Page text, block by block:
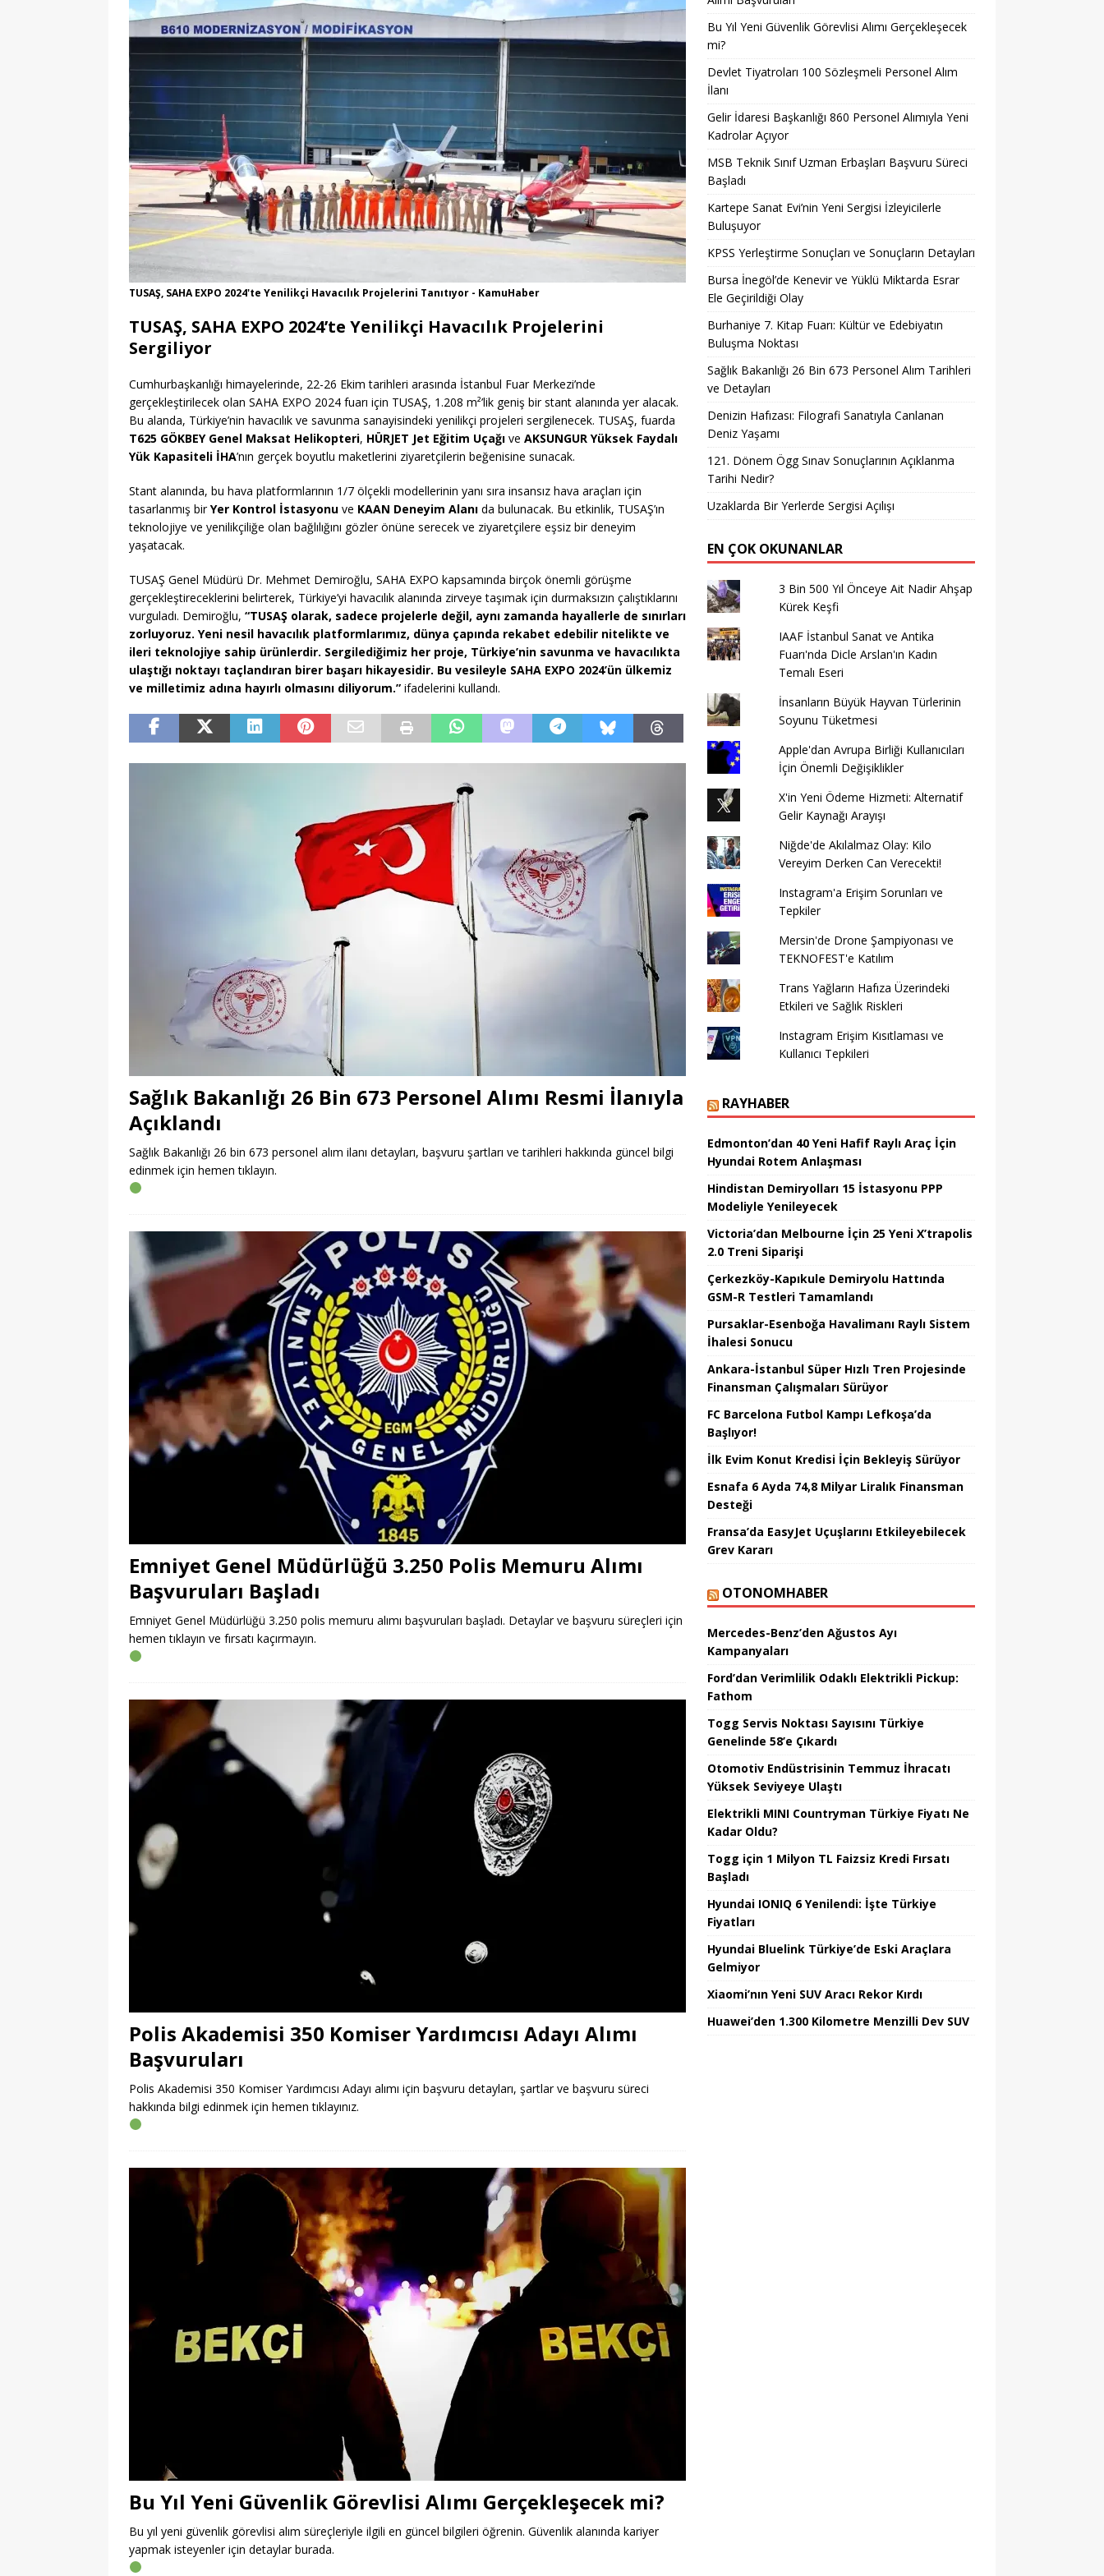
TUSAŞ, SAHA EXPO 2024'te Yenilikçi Havacılık Projelerini Tanıtıyor - KamuHaber
TUSAŞ, SAHA EXPO 2024’te Yenilikçi Havacılık Projelerini
Sergiliyor
Cumhurbaşkanlığı himayelerinde, 22-26 Ekim tarihleri arasında İstanbul Fuar Merkezi’nde
gerçekleştirilecek olan SAHA EXPO 2024 fuarı için TUSAŞ, 1.208 m²’lik geniş bir stant alanında yer alacak.
Bu alanda, Türkiye’nin havacılık ve savunma sanayisindeki yenilikçi projeleri sergilenecek. TUSAŞ, fuarda
T625 GÖKBEY Genel Maksat Helikopteri, HÜRJET Jet Eğitim Uçağı ve AKSUNGUR Yüksek Faydalı
Yük Kapasiteli İHA’nın gerçek boyutlu maketlerini ziyaretçilerin beğenisine sunacak.
Stant alanında, bu hava platformlarının 1/7 ölçekli modellerinin yanı sıra insansız hava araçları için
tasarlanmış birYer Kontrol İstasyonu ve KAAN Deneyim Alanı da bulunacak. Bu etkinlik, TUSAŞ’ın
teknolojiye ve yenilikçiliğe olan bağlılığını gözler önüne serecek ve ziyaretçilere eşsiz bir deneyim
yaşatacak.
TUSAŞ Genel Müdürü Dr. Mehmet Demiroğlu, SAHA EXPO kapsamında birçok önemli görüşme
gerçekleştireceklerini belirterek, Türkiye’yi havacılık alanında zirveye taşımak için durmaksızın çalıştıklarını
vurguladı. Demiroğlu, “TUSAŞ olarak, sadece projelerle değil, aynı zamanda hayallerle de sınırları
zorluyoruz. Yeni nesil havacılık platformlarımız, dünya çapında rekabet edebilir nitelikte ve
ileri teknolojiye sahip ürünlerdir. Sergilediğimiz her proje, Türkiye’nin savunma ve havacılıkta
ulaştığı noktayı taçlandıran birer başarı hikayesidir. Bu vesileyle SAHA EXPO 2024’ün ülkemiz
ve milletimiz adına hayırlı olmasını diliyorum.” ifadelerini kullandı.
Sağlık Bakanlığı 26 Bin 673 Personel Alımı Resmi İlanıyla
Açıklandı
Sağlık Bakanlığı 26 bin 673 personel alım ilanı detayları, başvuru şartları ve tarihleri hakkında güncel bilgi
edinmek için hemen tıklayın.
Emniyet Genel Müdürlüğü 3.250 Polis Memuru Alımı
Başvuruları Başladı
Emniyet Genel Müdürlüğü 3.250 polis memuru alımı başvuruları başladı. Detaylar ve başvuru süreçleri için
hemen tıklayın ve fırsatı kaçırmayın.
Polis Akademisi 350 Komiser Yardımcısı Adayı Alımı
Başvuruları
Polis Akademisi 350 Komiser Yardımcısı Adayı alımı için başvuru detayları, şartlar ve başvuru süreci
hakkında bilgi edinmek için hemen tıklayınız.
Bu Yıl Yeni Güvenlik Görevlisi Alımı Gerçekleşecek mi?
Bu yıl yeni güvenlik görevlisi alım süreçleriyle ilgili en güncel bilgileri öğrenin. Güvenlik alanında kariyer
yapmak isteyenler için detaylar burada.
Bu Yıl Yeni Güvenlik Görevlisi Alımı Gerçekleşecek
mi?
Devlet Tiyatroları 100 Sözleşmeli Personel Alım
İlanı
Gelir İdaresi Başkanlığı 860 Personel Alımıyla Yeni
Kadrolar Açıyor
MSB Teknik Sınıf Uzman Erbaşları Başvuru Süreci
Başladı
Kartepe Sanat Evi’nin Yeni Sergisi İzleyicilerle
Buluşuyor
KPSS Yerleştirme Sonuçları ve Sonuçların Detayları
Bursa İnegöl’de Kenevir ve Yüklü Miktarda Esrar
Ele Geçirildiği Olay
Burhaniye 7. Kitap Fuarı: Kültür ve Edebiyatın
Buluşma Noktası
Sağlık Bakanlığı 26 Bin 673 Personel Alım Tarihleri
ve Detayları
Denizin Hafızası: Filografi Sanatıyla Canlanan
Deniz Yaşamı
121. Dönem Ögg Sınav Sonuçlarının Açıklanma
Tarihi Nedir?
Uzaklarda Bir Yerlerde Sergisi Açılışı
EN ÇOK OKUNANLAR
3 Bin 500 Yıl Önceye Ait Nadir Ahşap
Kürek Keşfi
IAAF İstanbul Sanat ve Antika
Fuarı'nda Dicle Arslan'ın Kadın
Temalı Eseri
İnsanların Büyük Hayvan Türlerinin
Soyunu Tüketmesi
Apple'dan Avrupa Birliği Kullanıcıları
İçin Önemli Değişiklikler
X'in Yeni Ödeme Hizmeti: Alternatif
Gelir Kaynağı Arayışı
Niğde'de Akılalmaz Olay: Kilo
Vereyim Derken Can Verecekti!
Instagram'a Erişim Sorunları ve
Tepkiler
Mersin'de Drone Şampiyonası ve
TEKNOFEST'e Katılım
Trans Yağların Hafıza Üzerindeki
Etkileri ve Sağlık Riskleri
Instagram Erişim Kısıtlaması ve
Kullanıcı Tepkileri
RAYHABER
Edmonton’dan 40 Yeni Hafif Raylı Araç İçin
Hyundai Rotem Anlaşması
Hindistan Demiryolları 15 İstasyonu PPP
Modeliyle Yenileyecek
Victoria’dan Melbourne İçin 25 Yeni X’trapolis
2.0 Treni Siparişi
Çerkezköy-Kapıkule Demiryolu Hattında
GSM-R Testleri Tamamlandı
Pursaklar-Esenboğa Havalimanı Raylı Sistem
İhalesi Sonucu
Ankara-İstanbul Süper Hızlı Tren Projesinde
Finansman Çalışmaları Sürüyor
FC Barcelona Futbol Kampı Lefkoşa’da
Başlıyor!
İlk Evim Konut Kredisi İçin Bekleyiş Sürüyor
Esnafa 6 Ayda 74,8 Milyar Liralık Finansman
Desteği
Fransa’da EasyJet Uçuşlarını Etkileyebilecek
Grev Kararı
OTONOMHABER
Mercedes-Benz’den Ağustos Ayı
Kampanyaları
Ford’dan Verimlilik Odaklı Elektrikli Pickup:
Fathom
Togg Servis Noktası Sayısını Türkiye
Genelinde 58’e Çıkardı
Otomotiv Endüstrisinin Temmuz İhracatı
Yüksek Seviyeye Ulaştı
Elektrikli MINI Countryman Türkiye Fiyatı Ne
Kadar Oldu?
Togg için 1 Milyon TL Faizsiz Kredi Fırsatı
Başladı
Hyundai IONIQ 6 Yenilendi: İşte Türkiye
Fiyatları
Hyundai Bluelink Türkiye’de Eski Araçlara
Gelmiyor
Xiaomi’nın Yeni SUV Aracı Rekor Kırdı
Huawei’den 1.300 Kilometre Menzilli Dev SUV